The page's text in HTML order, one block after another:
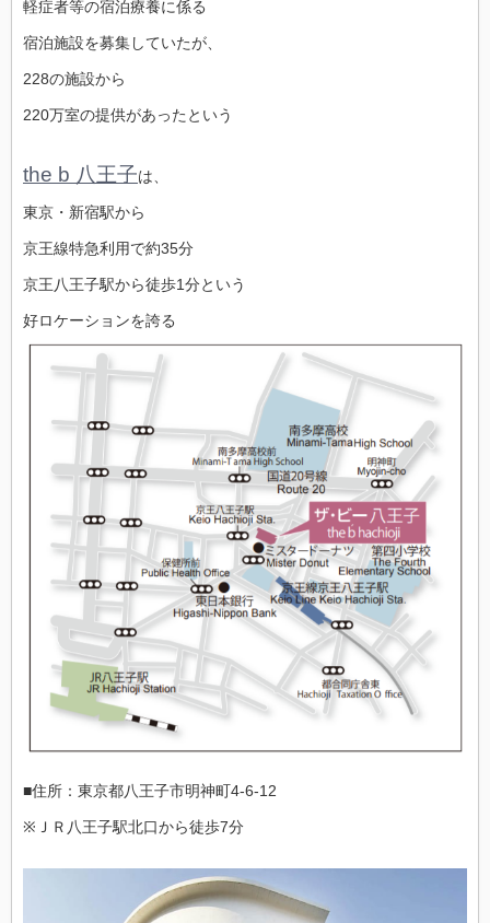
軽症者等の宿泊療養に係る
宿泊施設を募集していたが、
228の施設から
220万室の提供があったという
the b 八王子は、
東京・新宿駅から
京王線特急利用で約35分
京王八王子駅から徒歩1分という
好ロケーションを誇る
■住所：東京都八王子市明神町4-6-12
※ＪＲ八王子駅北口から徒歩7分